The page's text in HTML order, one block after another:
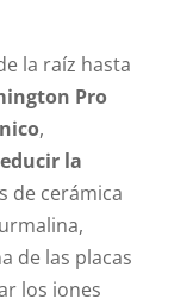
la raíz hasta
Pro
,
la
de cerámica
de las placas
los iones